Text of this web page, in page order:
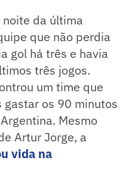
da última
que não perdia
gol há três e havia
três jogos.
um time que
gastar os 90 minutos
Mesmo
Artur Jorge, a
vida na